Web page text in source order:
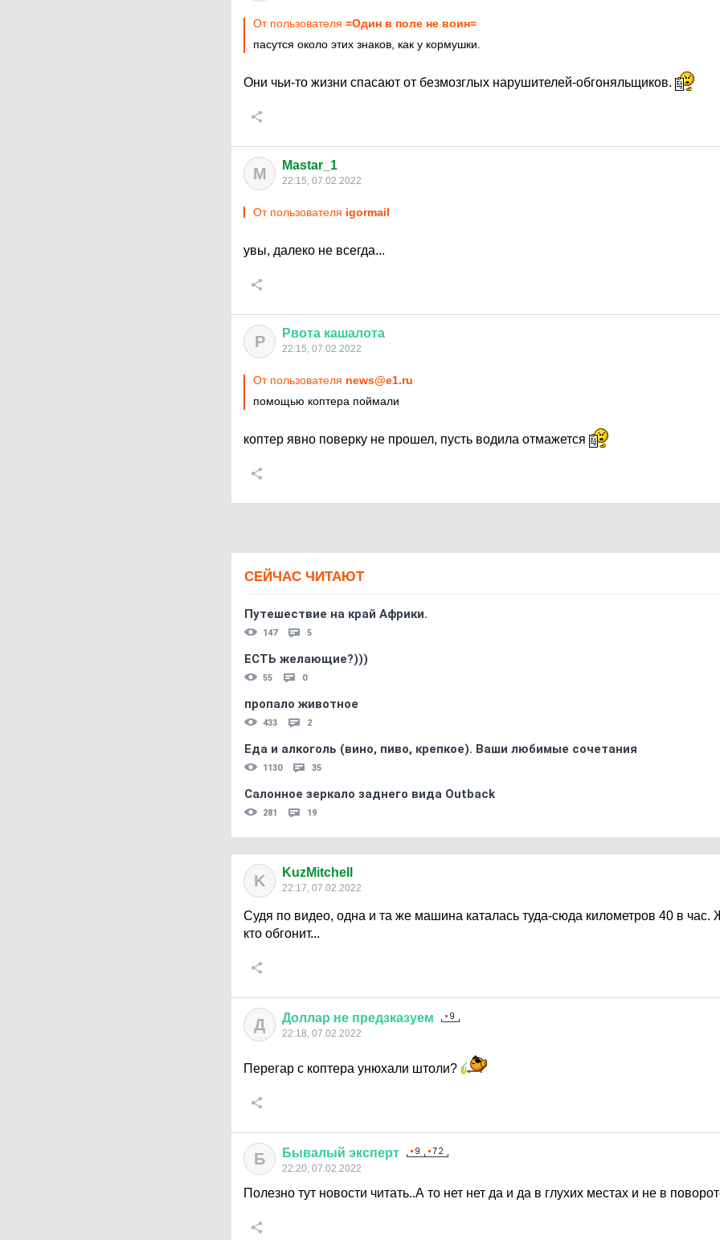
От пользователя =Один в поле не воин=
пасутся около этих знаков, как у кормушки.
Они чьи-то жизни спасают от безмозглых нарушителей-обгоняльщиков.
M Mastar_1
22:15, 07.02.2022
От пользователя igormail
увы, далеко не всегда...
Р Рвота кашалота
22:15, 07.02.2022
От пользователя news@e1.ru
помощью коптера поймали
коптер явно поверку не прошел, пусть водила отмажется
СЕЙЧАС ЧИТАЮТ
Путешествие на край Африки.
147 5
ЕСТЬ желающие?)))
55 0
пропало животное
433 2
Еда и алкоголь (вино, пиво, крепкое). Ваши любимые сочетания
1130 35
Салонное зеркало заднего вида Outback
281 19
K KuzMitchell
22:17, 07.02.2022
Судя по видео, одна и та же машина каталась туда-сюда километров 40 в час.
кто обгонит...
Д Доллар не предзказуем
22:18, 07.02.2022
Перегар с коптера унюхали штоли?
Б Бывалый эксперт
22:20, 07.02.2022
Полезно тут новости читать..А то нет нет да и да в глухих местах и не в